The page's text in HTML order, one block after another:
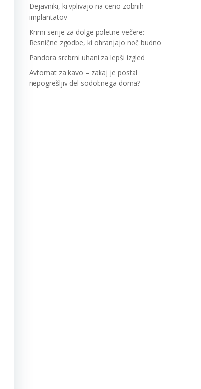
Dejavniki, ki vplivajo na ceno zobnih
implantatov
Krimi serije za dolge poletne večere:
Resnične zgodbe, ki ohranjajo noč budno
Pandora srebrni uhani za lepši izgled
Avtomat za kavo – zakaj je postal
nepogrešljiv del sodobnega doma?